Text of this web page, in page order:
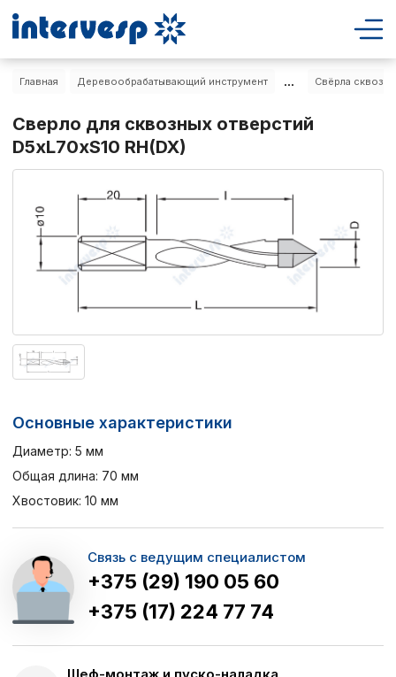
Главная Деревообрабатывающий инструмент ... Свёрла
Сверло для сквозных отверстий
D5xL70xS10 RH(DX)
Основные характеристики
Диаметр: 5 мм
Общая длина: 70 мм
Хвостовик: 10 мм
Связь с ведущим специалистом
+375 (29) 190 05 60
+375 (17) 224 77 74